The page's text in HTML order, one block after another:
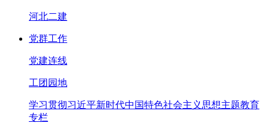
河北二建
党群工作
党建连线
工团园地
学习贯彻习近平新时代中国特色社会主义思想主题教育
专栏